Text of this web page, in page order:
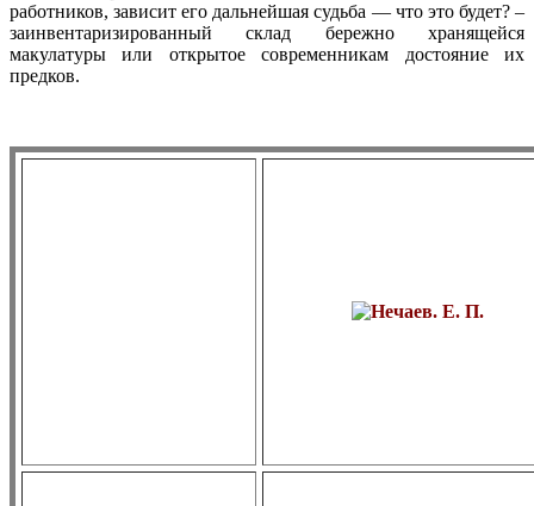
работников, зависит его дальнейшая судьба — что это будет? –
заинвентаризированный склад бережно хранящейся
макулатуры или открытое современникам достояние их
предков.